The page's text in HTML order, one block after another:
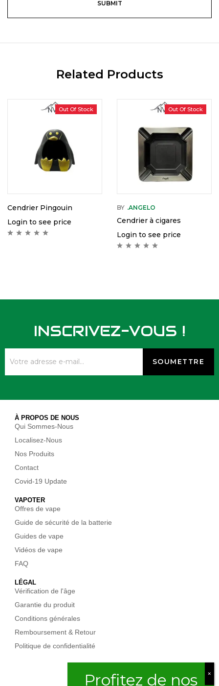
Related Products
Out Of Stock
Cendrier Pingouin
Login to see price
Out Of Stock
BY .ANGELO
Cendrier à cigares
Login to see price
INSCRIVEZ-VOUS !
À PROPOS DE NOUS
Qui Sommes-Nous
Localisez-Nous
Nos Produits
Contact
Covid-19 Update
VAPOTER
Offres de vape
Guide de sécurité de la batterie
Guides de vape
Vidéos de vape
FAQ
LÉGAL
Vérification de l'âge
Garantie du produit
Conditions générales
Remboursement & Retour
Politique de confidentialité